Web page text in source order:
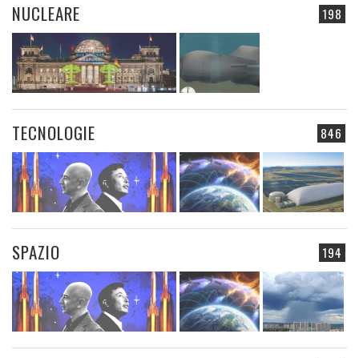
198
NUCLEARE
846
TECNOLOGIE
194
SPAZIO